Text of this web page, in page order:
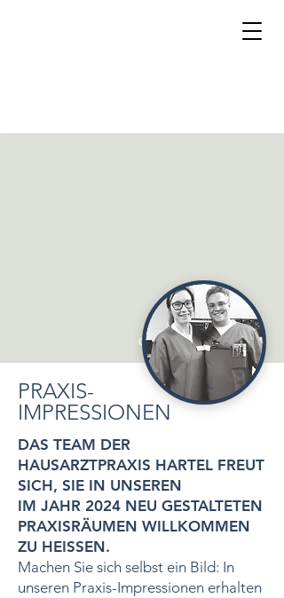
PRAXIS-
IMPRESSIONEN
DAS TEAM DER
HAUSARZTPRAXIS HARTEL FREUT
SICH, SIE IN UNSEREN
IM JAHR 2024 NEU GESTALTETEN
PRAXISRÄUMEN WILLKOMMEN
ZU HEISSEN.
Machen Sie sich selbst ein Bild: In
unseren Praxis-Impressionen erhalten